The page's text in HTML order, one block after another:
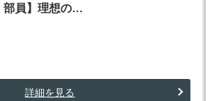
部員】理想の…
詳細を見る